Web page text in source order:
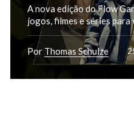
A nova edição do Flow
jogos, filmes e séries para
Por Thomas Schulze